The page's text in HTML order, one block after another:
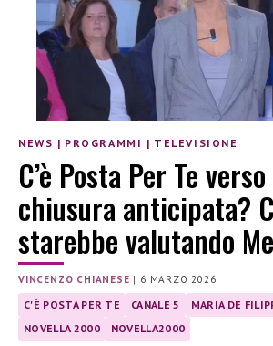
NEWS | PROGRAMMI | TELEVISIONE
C’è Posta Per Te
chiusura anticipata?
starebbe valutando
VINCENZO CHIANESE | 6 MARZO 2026
C'È POSTA PER TE CANALE 5 MARIA DE
NOVELLA 2000
NOVELLA2000